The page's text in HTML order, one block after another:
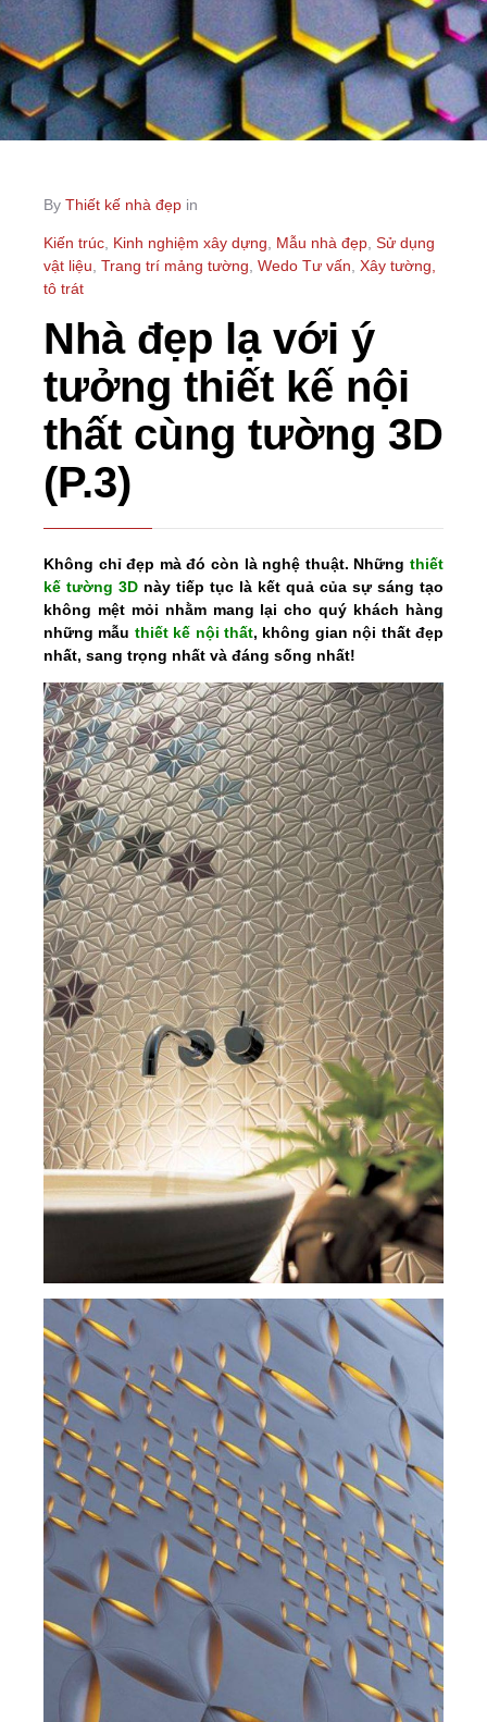
By Thiết kế nhà đẹp in
Kiến trúc Kinh nghiệm xây dựng Mẫu nhà đẹp Sử dụng
vật liệu Trang trí mảng tường Wedo Tư vấn Xây tường,
tô trát
Nhà đẹp lạ với ý
tưởng thiết kế nội
thất cùng tường 3D
(P.3)
Không chỉ đẹp mà đó còn là nghệ thuật. Những thiết
kế tường 3D này tiếp tục là kết quả của sự sáng tạo
không mệt mỏi nhằm mang lại cho quý khách hàng
những mẫu thiết kế nội thất, không gian nội thất đẹp
nhất, sang trọng nhất và đáng sống nhất!